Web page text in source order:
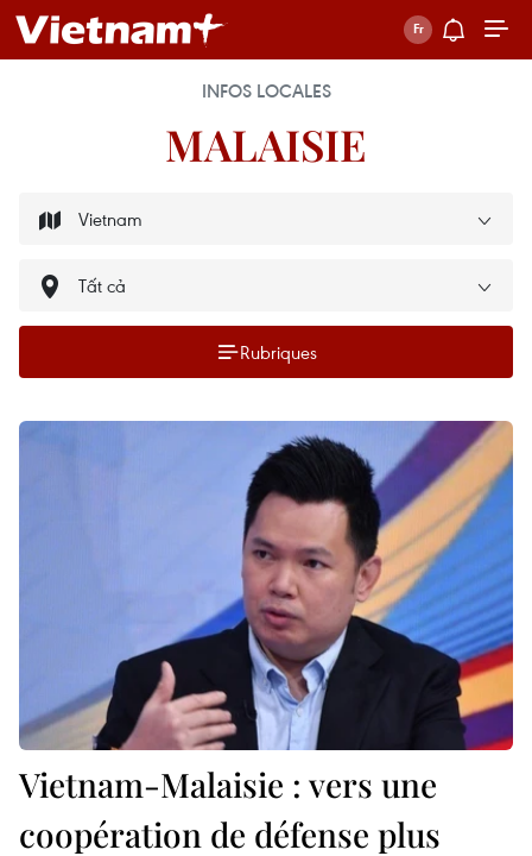
INFOS LOCALES
MALAISIE
Rubriques
Vietnam-Malaisie : vers une
coopération de défense plus